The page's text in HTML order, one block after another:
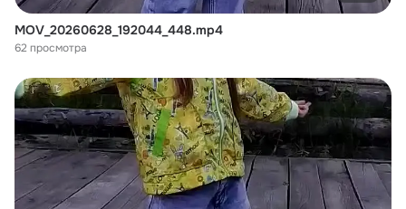
MOV_20260628_192044_448.mp4
62 просмотра